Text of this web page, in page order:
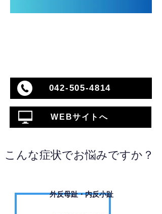
042-505-4814
WEBサイトへ
こんな症状でお悩みですか？
外反母趾・内反小趾